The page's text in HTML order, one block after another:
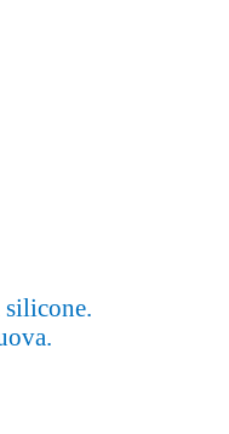
silicone.